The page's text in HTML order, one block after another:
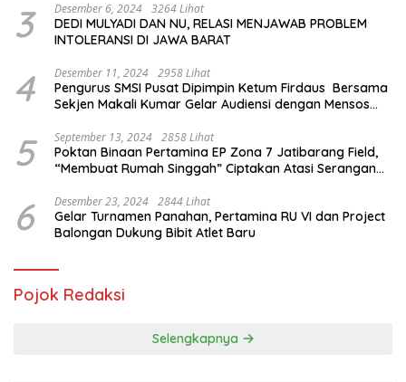
3 Desember 6, 2024 3264 Lihat
DEDI MULYADI DAN NU, RELASI MENJAWAB PROBLEM
INTOLERANSI DI JAWA BARAT
4 Desember 11, 2024 2958 Lihat
Pengurus SMSI Pusat Dipimpin Ketum Firdaus Bersama
Sekjen Makali Kumar Gelar Audiensi dengan Mensos
5 September 13, 2024 2858 Lihat
Poktan Binaan Pertamina EP Zona 7 Jatibarang Field,
“Membuat Rumah Singgah” Ciptakan Atasi Serangan
6 Desember 23, 2024 2844 Lihat
Gelar Turnamen Panahan, Pertamina RU VI dan Project
Balongan Dukung Bibit Atlet Baru
Pojok Redaksi
Selengkapnya